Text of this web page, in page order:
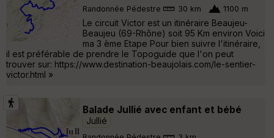
Randonnée Pédestre 30 km 1100 m
Le circuit Victor est un itinéraire Beaujeu-
Beaujeu (69-Rhône) soit 95 Km environ Voici
ma 3 ème Etape Pour bien suivre l'itinéraire,
il est préférable de prendre le Topoguide que l'on peut
trouver sur: https://www.destination-beaujolais.com/le-sentier-
victor.html »
Balade Jullié avec enfant et bébé
Jullié